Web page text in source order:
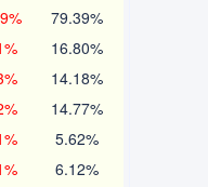
79.39%
16.80%
14.18%
14.77%
5.62%
6.12%